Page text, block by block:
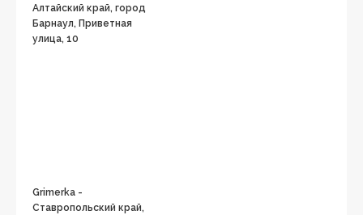
Алтайский край, город
Барнаул, Приветная
улица, 10
Grimerka -
Ставропольский край,